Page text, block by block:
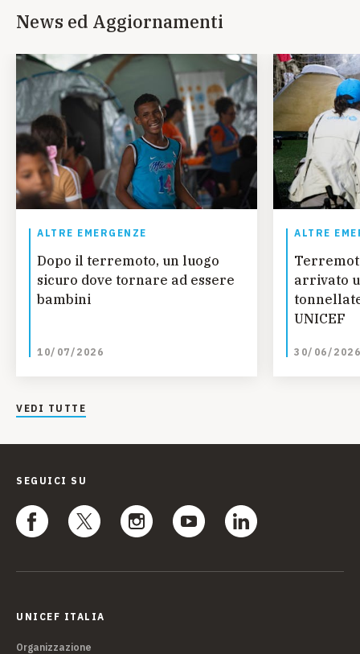
News ed Aggiornamenti
ALTRE EMERGENZE
Dopo il terremoto, un luogo
sicuro dove tornare ad essere
bambini
10/07/2026
ALTRE
arrivato
UNICEF
30/06/2026
VEDI TUTTE
SEGUICI SU
UNICEF ITALIA
Organizzazione